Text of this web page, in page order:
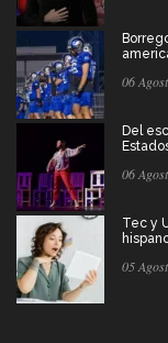
06
Del
06
Tec y
05